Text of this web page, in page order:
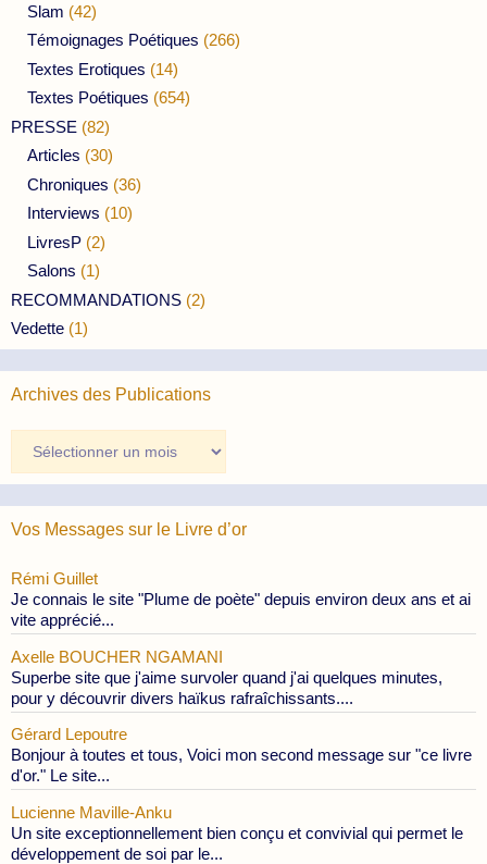
Slam (42)
Témoignages Poétiques (266)
Textes Erotiques (14)
Textes Poétiques (654)
PRESSE (82)
Articles (30)
Chroniques (36)
Interviews (10)
LivresP (2)
Salons (1)
RECOMMANDATIONS (2)
Vedette (1)
Archives des Publications
des
Publications
Vos Messages sur le Livre d’or
Rémi Guillet
Je connais le site "Plume de poète" depuis environ deux ans et ai
vite apprécié...
Axelle BOUCHER NGAMANI
Superbe site que j'aime survoler quand j'ai quelques minutes,
pour y découvrir divers haïkus rafraîchissants....
Gérard Lepoutre
Bonjour à toutes et tous, Voici mon second message sur "ce livre
d'or." Le site...
Lucienne Maville-Anku
Un site exceptionnellement bien conçu et convivial qui permet le
développement de soi par le...